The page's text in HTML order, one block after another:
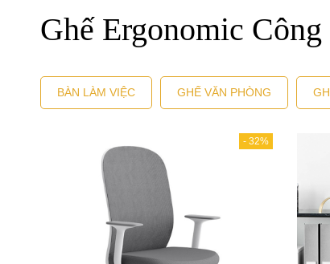
Ghế Ergonomic
BÀN LÀM VIỆC GHẾ VĂN PHÒNG
- 32%